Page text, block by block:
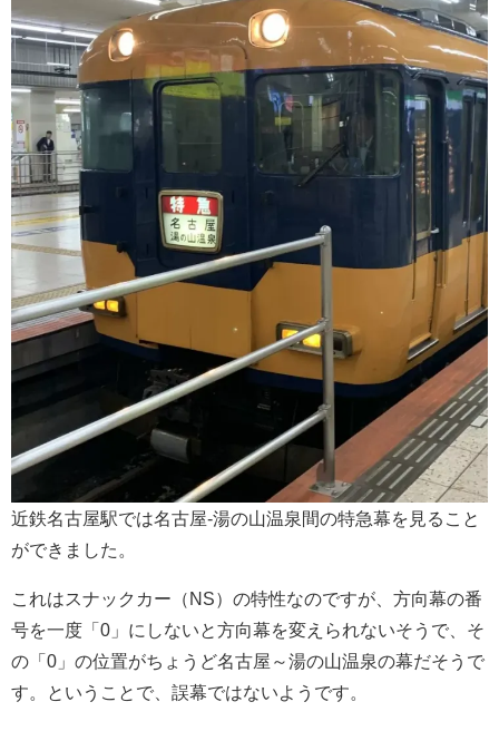
近鉄名古屋駅では名古屋-湯の山温泉間の特急幕を見ること
ができました。
これはスナックカー（NS）の特性なのですが、方向幕の番
号を一度「0」にしないと方向幕を変えられないそうで、そ
の「0」の位置がちょうど名古屋～湯の山温泉の幕だそうで
す。ということで、誤幕ではないようです。